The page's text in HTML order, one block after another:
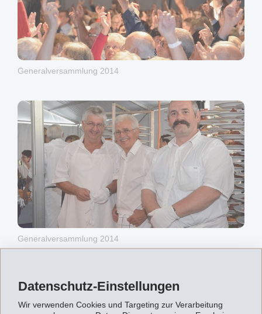
Datenschutz-Einstellungen
Wir verwenden Cookies und Targeting zur Verarbeitung
Generalversammlung 2014
Generalversammlung 2014